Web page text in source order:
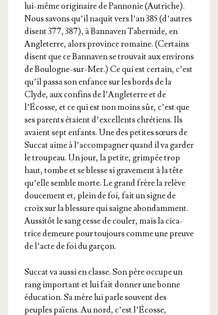
lui-même ori­gi­naire de Pan­no­nie (Autriche).
Nous savons qu’il naquit vers l’an 385 (d’autres
disent 377, 387), à Ban­na­ven Taber­nide, en
Angle­terre, alors pro­vince romaine. (Cer­tains
disent que ce Ban­na­ven se trou­vait aux envi­rons
de Bou­logne-sur-Mer.) Ce qui est cer­tain, c’est
qu’il pas­sa son enfance sur les bords de la
Clyde, aux confins de l’An­gle­terre et de
l’Écosse, et ce qui est non moins sûr, c’est que
ses parents étaient d’ex­cel­lents chré­tiens. Ils
avaient sept enfants. Une des petites sœurs de
Suc­cat aime à l’ac­com­pa­gner quand il va gar­der
le trou­peau. Un jour, la petite, grim­pée trop
haut, tombe et se blesse si gra­ve­ment à la tête
qu’elle semble morte. Le grand frère la relève
dou­ce­ment et, plein de foi, fait un signe de
croix sur la bles­sure qui saigne abon­dam­ment.
Aus­si­tôt le sang cesse de cou­ler, mais la cica­
trice demeure pour tou­jours comme une preuve
de l’acte de foi du garçon.
Suc­cat va aus­si en classe. Son père occupe un
rang impor­tant et lui fait don­ner une bonne
édu­ca­tion. Sa mère lui parle sou­vent des
peuples païens. Au nord, c’est l’Écosse,